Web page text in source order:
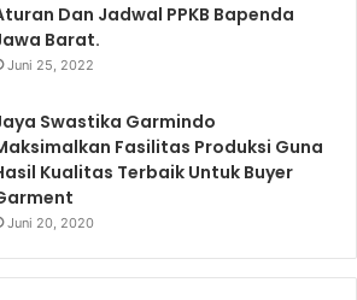
Dan Jadwal PPKB Bapenda
Barat.
Juni 25, 2022
Swastika Garmindo
Fasilitas Produksi Guna
Kualitas Terbaik Untuk Buyer
Juni 20, 2020